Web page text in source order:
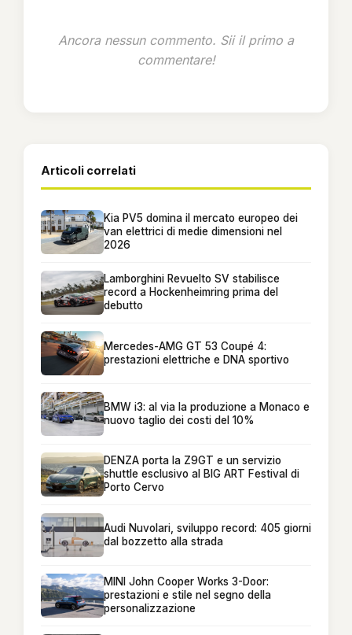
Ancora nessun commento. Sii il primo a
commentare!
Articoli correlati
Kia PV5 domina il mercato europeo dei
van elettrici di medie dimensioni nel
2026
Lamborghini Revuelto SV stabilisce
record a Hockenheimring prima del
debutto
Mercedes-AMG GT 53 Coupé 4:
prestazioni elettriche e DNA sportivo
BMW i3: al via la produzione a Monaco e
nuovo taglio dei costi del 10%
DENZA porta la Z9GT e un servizio
shuttle esclusivo al BIG ART Festival di
Porto Cervo
Audi Nuvolari, sviluppo record: 405 giorni
dal bozzetto alla strada
MINI John Cooper Works 3-Door:
prestazioni e stile nel segno della
personalizzazione